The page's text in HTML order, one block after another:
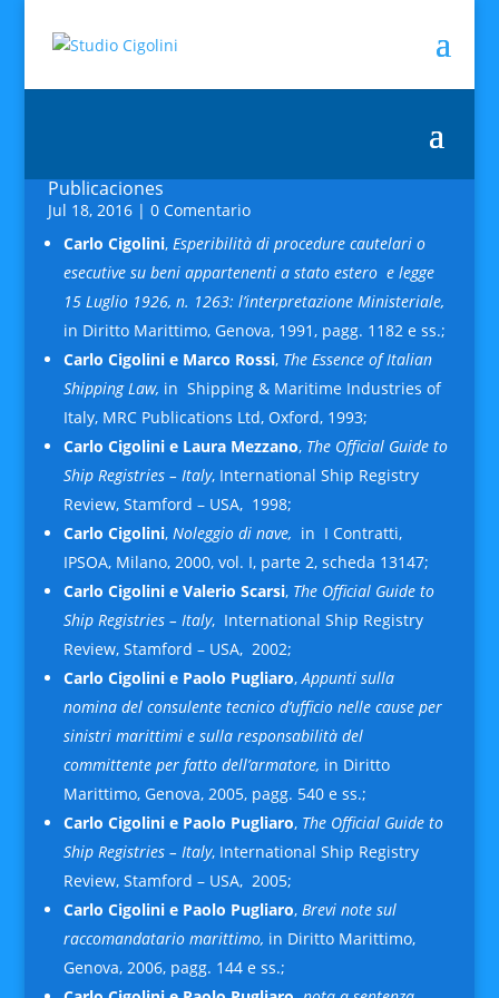
Publicaciones
Jul 18, 2016| 0 Comentario
Carlo Cigolini, Esperibilità di procedure cautelari o
esecutive su beni appartenenti a stato estero e legge
15 Luglio 1926, n. 1263: l’interpretazione Ministeriale,
in Diritto Marittimo, Genova, 1991, pagg. 1182 e ss.;
Carlo Cigolini e Marco Rossi, The Essence of Italian
Shipping Law, in Shipping & Maritime Industries of
Italy, MRC Publications Ltd, Oxford, 1993;
Carlo Cigolini e Laura Mezzano, The Official Guide to
Ship Registries – Italy, International Ship Registry
Review, Stamford – USA, 1998;
Carlo Cigolini, Noleggio di nave, in I Contratti,
IPSOA, Milano, 2000, vol. I, parte 2, scheda 13147;
Carlo Cigolini e Valerio Scarsi, The Official Guide to
Ship Registries – Italy, International Ship Registry
Review, Stamford – USA, 2002;
Carlo Cigolini e Paolo Pugliaro,Appunti sulla
nomina del consulente tecnico d’ufficio nelle cause per
sinistri marittimi e sulla responsabilità del
committente per fatto dell’armatore, in Diritto
Marittimo, Genova, 2005, pagg. 540 e ss.;
Carlo Cigolini e Paolo Pugliaro, The Official Guide to
Ship Registries – Italy, International Ship Registry
Review, Stamford – USA, 2005;
Carlo Cigolini e Paolo Pugliaro,Brevi note sul
raccomandatario marittimo, in Diritto Marittimo,
Genova, 2006, pagg. 144 e ss.;